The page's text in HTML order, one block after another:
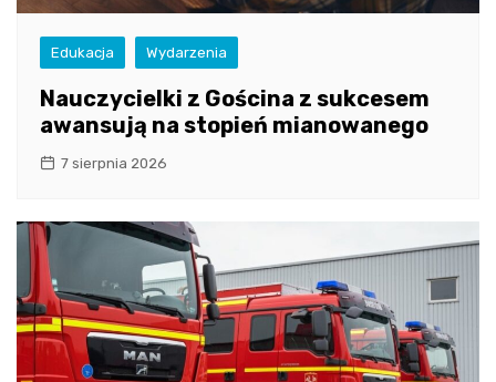
Edukacja Wydarzenia
Nauczycielki z Gościna z sukcesem
awansują na stopień mianowanego
7 sierpnia 2026